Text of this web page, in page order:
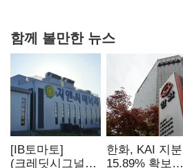
함께 볼만한 뉴스
[IB토마토]
(크레딧시그널)
한화, KAI 지분
15.89% 확보…